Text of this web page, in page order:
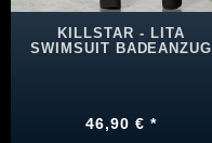
KILLSTAR - LITA
SWIMSUIT BADEANZUG
46,90 € *